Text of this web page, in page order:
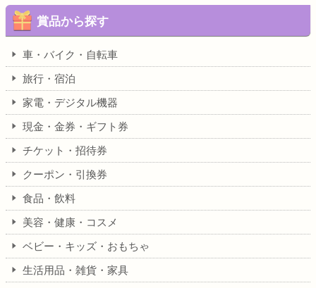
賞品から探す
車・バイク・自転車
旅行・宿泊
家電・デジタル機器
現金・金券・ギフト券
チケット・招待券
クーポン・引換券
食品・飲料
美容・健康・コスメ
ベビー・キッズ・おもちゃ
生活用品・雑貨・家具